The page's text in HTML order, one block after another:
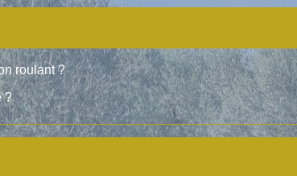
roulant ?
?